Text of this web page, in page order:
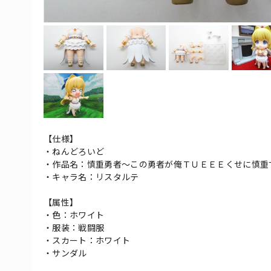
【仕様】
・ねんどろいど
・作品名：慎重勇者～この勇者が俺ＴＵＥＥＥくせに慎
・キャラ名：リスタルテ
【属性】
・色：ホワイト
・服装：戦闘服
・スカート：ホワイト
・サンダル